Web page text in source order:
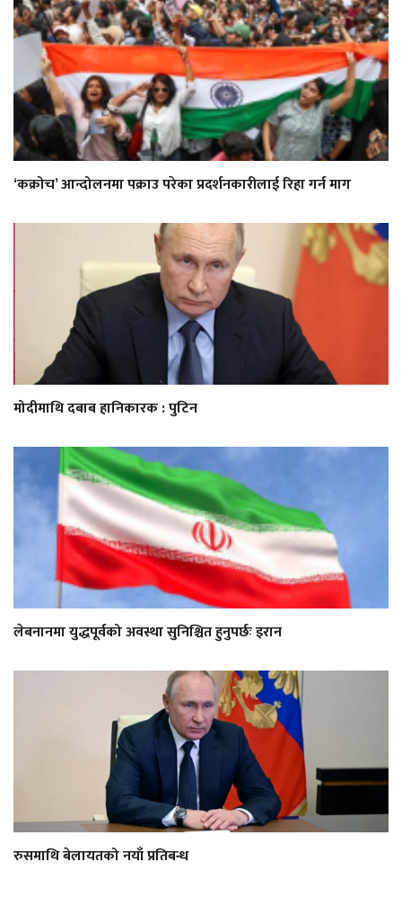
‘कक्रोच’ आन्दोलनमा पक्राउ परेका प्रदर्शनकारीलाई रिहा गर्न माग
मोदीमाथि दबाब हानिकारक : पुटिन
लेबनानमा युद्धपूर्वको अवस्था सुनिश्चित हुनुपर्छः इरान
रुसमाथि बेलायतको नयाँ प्रतिबन्ध